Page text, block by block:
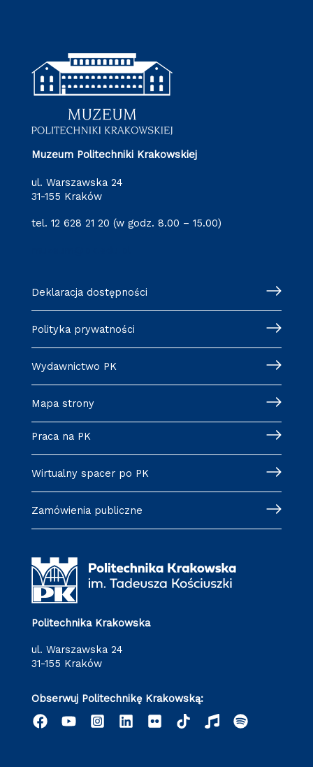
Muzeum Politechniki Krakowskiej
ul. Warszawska 24
31-155 Kraków
tel. 12 628 21 20 (w godz. 8.00 – 15.00)
Deklaracja dostępności
Polityka prywatności
Wydawnictwo PK
Mapa strony
Praca na PK
Wirtualny spacer po PK
Zamówienia publiczne
Politechnika Krakowska
ul. Warszawska 24
31-155 Kraków
Obserwuj Politechnikę Krakowską: